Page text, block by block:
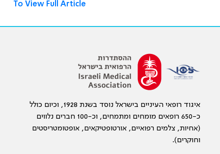
To View Full Article
איגוד רופאי העיניים בישראל נוסד בשנת 1928, וכיום כולל
כ-650 רופאים מומחים ומתמחים, וכ-100 חברים נלווים
(אחיות, צלמים רפואיים, אורטופטיקאים, אופטומטריסטים
וחוקרים).